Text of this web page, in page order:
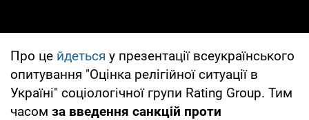
Про це йдеться у презентації всеукраїнського
опитування "Оцінка релігійної ситуації в
Україні" соціологічної групи Rating Group. Тим
часом за введення санкцій проти